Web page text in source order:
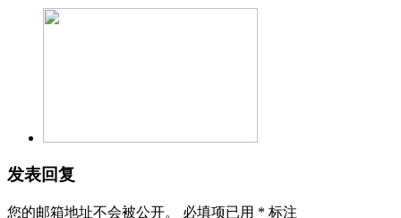
发表回复
您的邮箱地址不会被公开。 必填项已用 * 标注